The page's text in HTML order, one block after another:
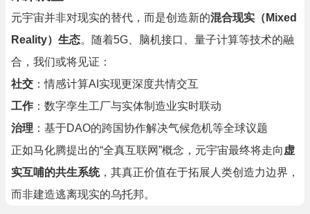
元宇宙并非对现实的替代，而是创造新的混合现实（Mixed
Reality）生态。随着5G、脑机接口、量子计算等技术的融
合，我们或将见证：
社交 ：情感计算AI实现更深度共情交互
工作 ：数字孪生工厂与实体制造业实时联动
治理 ：基于DAO的跨国协作解决气候危机等全球议题
正如马化腾提出的“全真互联网”概念，元宇宙最终将走向虚
实互哺的共生系统，其真正价值在于拓展人类创造力边界，
而非建造逃离现实的乌托邦。